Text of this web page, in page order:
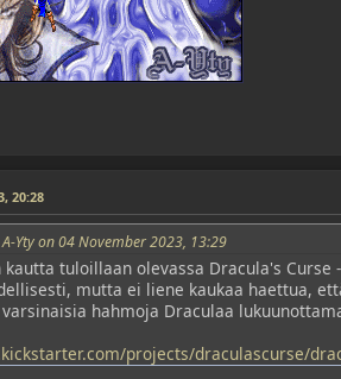
20:28
Yty on 04 November 2023, 13:29
kautta tuloillaan olevassa Dracula's
mutta ei liene kaukaa haettua,
hahmoja Draculaa
projects/draculascurse/